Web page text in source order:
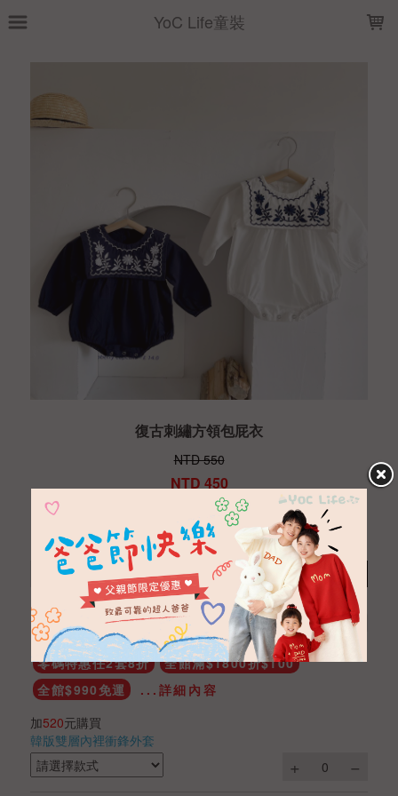
YoC Life童裝
復古刺繡方領包屁衣
NTD 550
NTD 450
BBA032101094
數量
加入購物車
收藏
零碼特惠任2套8折
全館滿$1800折$100
全館$990免運
...詳細內容
加520元購買
韓版雙層內裡衝鋒外套